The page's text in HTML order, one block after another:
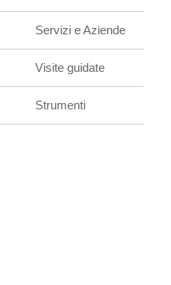
Servizi e Aziende
Visite guidate
Strumenti